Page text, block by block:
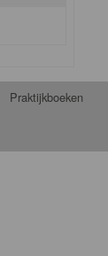
Praktijkboeken